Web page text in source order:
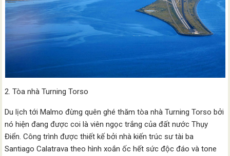
2. Tòa nhà Turning Torso
Du lịch tới Malmo đừng quên ghé thăm tòa nhà Turning Torso bởi
nó hiện đang được coi là viên ngọc trắng của đất nước Thụy
Điển. Công trình được thiết kế bởi nhà kiến trúc sư tài ba
Santiago Calatrava theo hình xoắn ốc hết sức độc đáo và tone